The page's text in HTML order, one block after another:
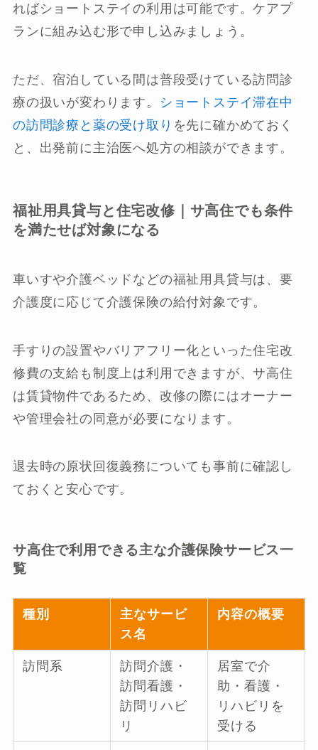
ればショートステイの利用は可能です。ケアプ
ランに組み込む形で申し込みましょう。
ただ、宿泊している間は普段受けている訪問診
療の扱いが変わります。
ショートステイ滞在中
の訪問診療と薬の受け取り を先に確かめておく
と、出発前に主治医へ処方の相談ができます。
福祉用具貸与と住宅改修｜サ高住でも条件
を満たせば対象になる
車いすや介護ベッドなどの福祉用具貸与は、要
介護度に応じて介護保険の給付対象です。
手すりの設置やバリアフリー化といった住宅改
修費の支給も制度上は利用できますが、サ高住
は賃貸物件であるため、改修の際にはオーナー
や管理会社の同意が必要になります。
退去時の原状回復義務についても事前に確認し
ておくと安心です。
サ高住で利用できる主な介護保険サービス一
覧
種別
主なサービ
ス名
内容の概要
訪問系
訪問介護・
訪問看護・
訪問リハビ
リ
居室で介
助・看護・
リハビリを
受ける